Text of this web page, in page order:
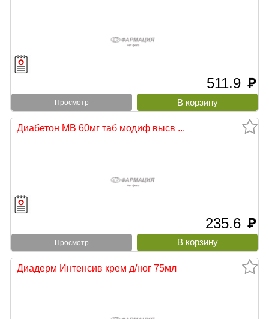
511.9 руб
Просмотр
Диабетон МВ 60мг таб модиф высв ...
235.6 руб
Просмотр
Диадерм Интенсив крем д/ног 75мл